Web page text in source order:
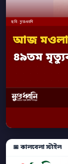
ছবি: মুক্তধ্বনি
আজ
৪৯তম
📅 কালবেলা স্টাইল